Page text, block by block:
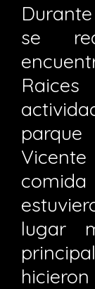
se
lugar
hicieron